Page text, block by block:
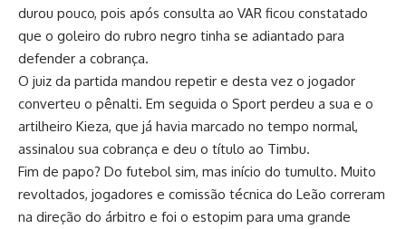
durou pouco, pois após consulta ao VAR ficou constatado
que o goleiro do rubro negro tinha se adiantado para
defender a cobrança.
O juiz da partida mandou repetir e desta vez o jogador
converteu o pênalti. Em seguida o Sport perdeu a sua e o
artilheiro Kieza, que já havia marcado no tempo normal,
assinalou sua cobrança e deu o título ao Timbu.
Fim de papo? Do futebol sim, mas início do tumulto. Muito
revoltados, jogadores e comissão técnica do Leão correram
na direção do árbitro e foi o estopim para uma grande